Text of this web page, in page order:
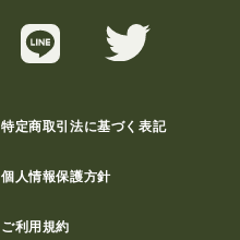
特定商取引法に基づく表記
個人情報保護方針
ご利用規約